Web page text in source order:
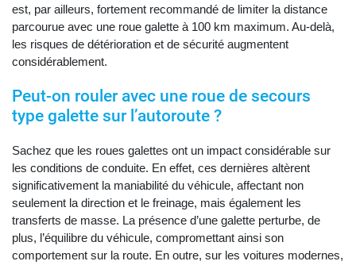
est, par ailleurs, fortement recommandé de limiter la distance
parcourue avec une roue galette à 100 km maximum. Au-delà,
les risques de détérioration et de sécurité augmentent
considérablement.
Peut-on rouler avec une roue de secours
type galette sur l’autoroute ?
Sachez que les roues galettes ont un impact considérable sur
les conditions de conduite. En effet, ces dernières altèrent
significativement la maniabilité du véhicule, affectant non
seulement la direction et le freinage, mais également les
transferts de masse. La présence d’une galette perturbe, de
plus, l’équilibre du véhicule, compromettant ainsi son
comportement sur la route. En outre, sur les voitures modernes,